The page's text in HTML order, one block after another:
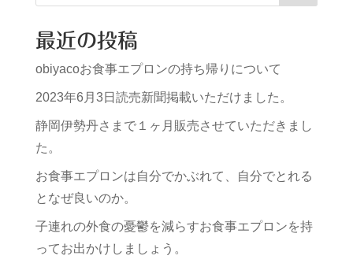
最近の投稿
obiyacoお食事エプロンの持ち帰りについて
2023年6月3日読売新聞掲載いただけました。
静岡伊勢丹さまで１ヶ月販売させていただきまし
た。
お食事エプロンは自分でかぶれて、自分でとれる
となぜ良いのか。
子連れの外食の憂鬱を減らすお食事エプロンを持
ってお出かけしましょう。